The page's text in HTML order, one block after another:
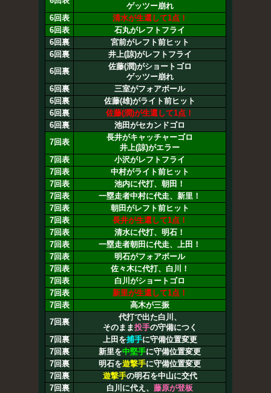
ゲッツー崩れ
6回表
清水が生還して1点！
6回表
石丸がレフトフライ
6回裏
宮前がレフト前ヒット
6回裏
井上(諒)がレフトフライ
6回裏
佐藤(潤)がショートゴロ
ゲッツー崩れ
6回裏
三室がフォアボール
6回裏
佐藤(雄)がライト前ヒット
6回裏
佐藤(潤)が生還して1点！
6回裏
池田がセカンドゴロ
7回表
長井がキャッチャーゴロ
井上(諒)がエラー
7回表
小沢がレフトフライ
7回表
中村がライト前ヒット
7回表
池内に代打、朝田！
7回表
一塁走者中村に代走、新里！
7回表
朝田がレフト前ヒット
7回表
長井が生還して1点！
7回表
清水に代打、明石！
7回表
一塁走者朝田に代走、上田！
7回表
明石がフォアボール
7回表
佐々木に代打、白川！
7回表
白川がショートゴロ
7回表
新里が生還して1点！
7回表
高木が三振
7回裏
代打で出た白川、
そのまま投手の守備につく
7回裏
上田を捕手に守備位置変更
7回裏
新里を中堅手に守備位置変更
7回裏
明石を遊撃手に守備位置変更
7回裏
遊撃手の明石を中山に交代
7回裏
白川に代え、 藤原が登板